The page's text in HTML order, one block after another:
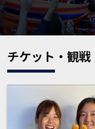
チケット・観戦